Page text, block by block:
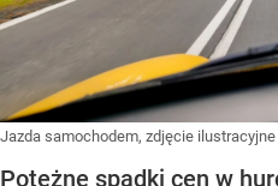
Jazda samochodem, zdjęcie ilustracyjne
Potężne spadki cen w